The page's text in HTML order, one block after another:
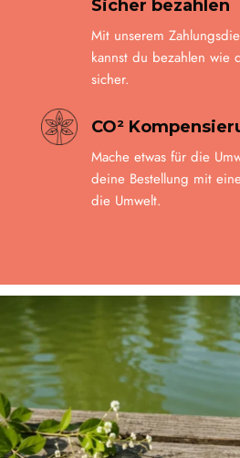
Sicher bezahlen
Mit unserem
kannst du bezahlen wie
sicher.
CO²
Mache etwas für die
deine Bestellung mit
die Umwelt.